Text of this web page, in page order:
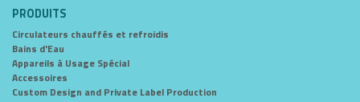
PRODUITS
Circulateurs chauffés et refroidis
Bains d'Eau
Appareils à Usage Spécial
Accessoires
Custom Design and Private Label Production